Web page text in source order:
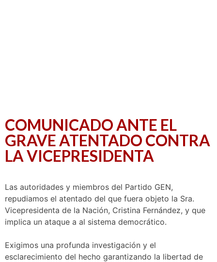
COMUNICADO ANTE EL
GRAVE ATENTADO CONTRA
LA VICEPRESIDENTA
Las autoridades y miembros del Partido GEN,
repudiamos el atentado del que fuera objeto la Sra.
Vicepresidenta de la Nación, Cristina Fernández, y que
implica un ataque a al sistema democrático.
Exigimos una profunda investigación y el
esclarecimiento del hecho garantizando la libertad de